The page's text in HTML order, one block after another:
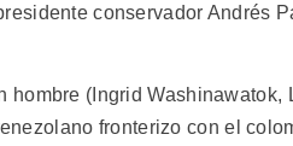
conservador Andrés
hombre (Ingrid Washinawatok,
fronterizo con el